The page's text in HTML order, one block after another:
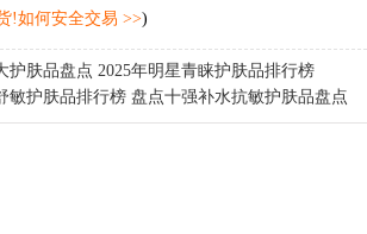
!如何安全交易 >>)
护肤品盘点 2025年明星青睐护肤品排行榜
敏护肤品排行榜 盘点十强补水抗敏护肤品盘点